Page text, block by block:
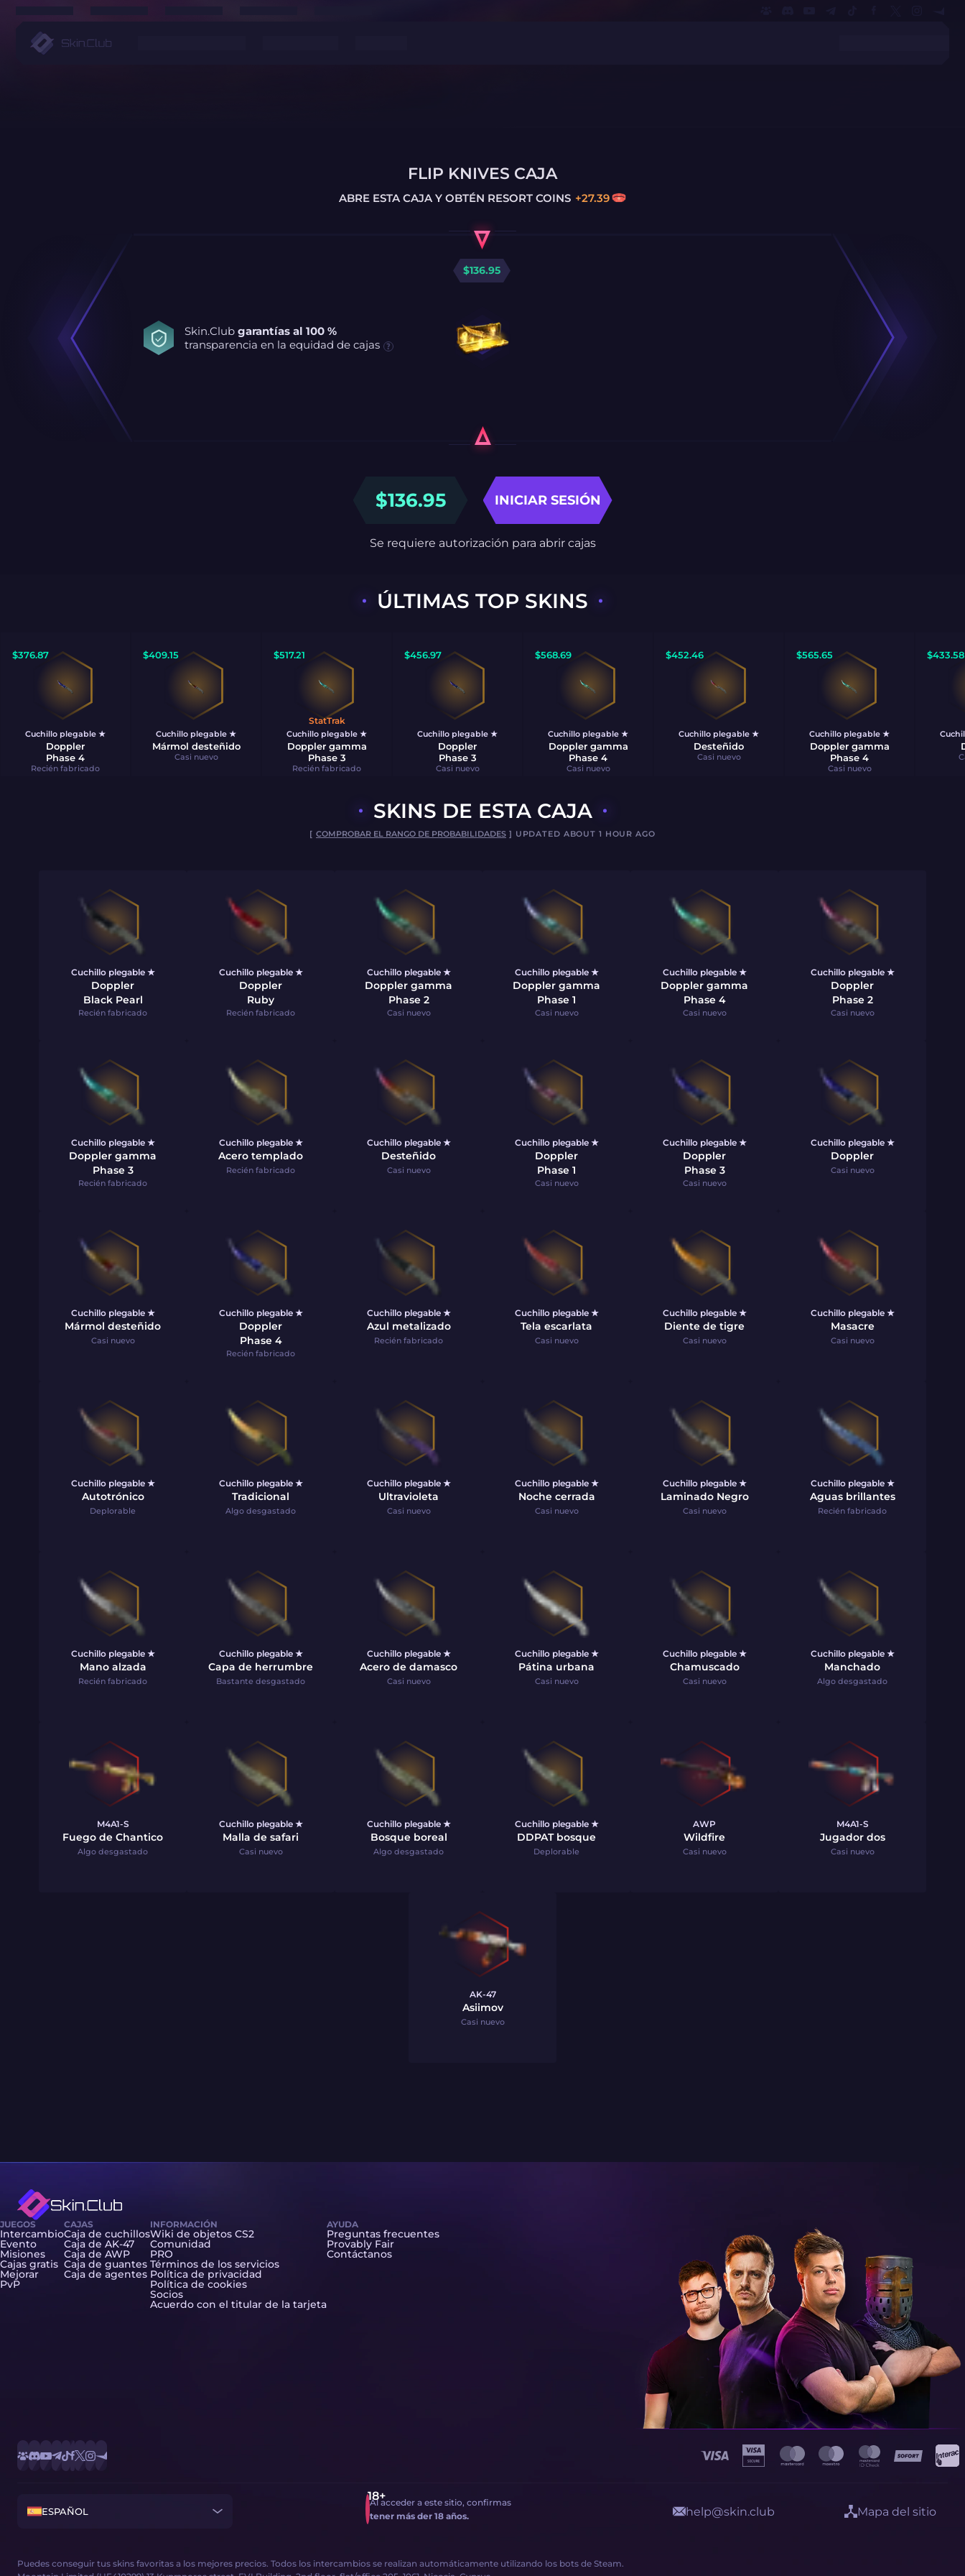
FLIP KNIVES CAJA
ABRE ESTA CAJA Y OBTÉN RESORT COINS +27.39
Skin.Club garantías al 100 %
transparencia en la equidad de cajas
$136.95
$136.95 INICIAR SESIÓN
Se requiere autorización para abrir cajas
ÚLTIMAS TOP SKINS
$376.87
Cuchillo plegable ★
Doppler
Phase 4
Recién fabricado
$409.15
Cuchillo plegable ★
Mármol desteñido
Casi nuevo
$517.21
StatTrak
Cuchillo plegable ★
Doppler gamma
Phase 3
Recién fabricado
$456.97
Cuchillo plegable ★
Doppler
Phase 3
Casi nuevo
$568.69
Cuchillo plegable ★
Doppler gamma
Phase 4
Casi nuevo
$452.46
Cuchillo plegable ★
Desteñido
Casi nuevo
$565.65
Cuchillo plegable ★
Doppler gamma
Phase 4
Casi nuevo
$433.58
SKINS DE ESTA CAJA
[ COMPROBAR EL RANGO DE PROBABILIDADES ] UPDATED ABOUT 1 HOUR AGO
Cuchillo plegable ★
Doppler
Black Pearl
Recién fabricado
Cuchillo plegable ★
Doppler
Ruby
Recién fabricado
Cuchillo plegable ★
Doppler gamma
Phase 2
Casi nuevo
Cuchillo plegable ★
Doppler gamma
Phase 1
Casi nuevo
Cuchillo plegable ★
Doppler gamma
Phase 4
Casi nuevo
Cuchillo plegable ★
Doppler
Phase 2
Casi nuevo
Cuchillo plegable ★
Doppler gamma
Phase 3
Recién fabricado
Cuchillo plegable ★
Acero templado
Recién fabricado
Cuchillo plegable ★
Desteñido
Casi nuevo
Cuchillo plegable ★
Doppler
Phase 1
Casi nuevo
Cuchillo plegable ★
Doppler
Phase 3
Casi nuevo
Cuchillo plegable ★
Doppler
Casi nuevo
Cuchillo plegable ★
Mármol desteñido
Casi nuevo
Cuchillo plegable ★
Doppler
Phase 4
Recién fabricado
Cuchillo plegable ★
Azul metalizado
Recién fabricado
Cuchillo plegable ★
Tela escarlata
Casi nuevo
Cuchillo plegable ★
Diente de tigre
Casi nuevo
Cuchillo plegable ★
Masacre
Casi nuevo
Cuchillo plegable ★
Autotrónico
Deplorable
Cuchillo plegable ★
Tradicional
Algo desgastado
Cuchillo plegable ★
Ultravioleta
Casi nuevo
Cuchillo plegable ★
Noche cerrada
Casi nuevo
Cuchillo plegable ★
Laminado Negro
Casi nuevo
Cuchillo plegable ★
Aguas brillantes
Recién fabricado
Cuchillo plegable ★
Mano alzada
Recién fabricado
Cuchillo plegable ★
Capa de herrumbre
Bastante desgastado
Cuchillo plegable ★
Acero de damasco
Casi nuevo
Cuchillo plegable ★
Pátina urbana
Casi nuevo
Cuchillo plegable ★
Chamuscado
Casi nuevo
Cuchillo plegable ★
Manchado
Algo desgastado
M4A1-S
Fuego de Chantico
Algo desgastado
Cuchillo plegable ★
Malla de safari
Casi nuevo
Cuchillo plegable ★
Bosque boreal
Algo desgastado
Cuchillo plegable ★
DDPAT bosque
Deplorable
AWP
Wildfire
Casi nuevo
M4A1-S
Jugador dos
Casi nuevo
AK-47
Asiimov
Casi nuevo
Puedes conseguir tus skins favoritas a los mejores precios. Todos los intercambios se realizan automáticamente utilizando los bots de Steam.
ESPAÑOL
JUEGOS
Intercambio
Evento
Misiones
Cajas gratis
Mejorar
PvP
CAJAS
Caja de cuchillos
Caja de AK-47
Caja de AWP
Caja de guantes
Caja de agentes
INFORMACIÓN
Wiki de objetos CS2
Comunidad
PRO
Términos de los servicios
Política de privacidad
Política de cookies
Socios
Acuerdo con el titular de la tarjeta
AYUDA
Preguntas frecuentes
Provably Fair
Contáctanos
Al acceder a este sitio, confirmas
tener más der 18 años.
help@skin.club Mapa del sitio